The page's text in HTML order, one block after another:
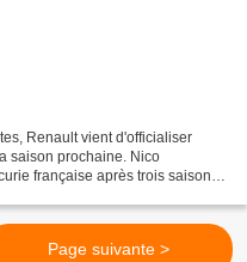
Renault vient d'officialiser
saison prochaine. Nico
française après trois saisons
Page suivante >